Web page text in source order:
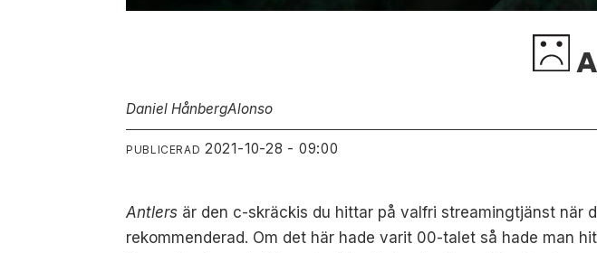
Daniel HånbergAlonso
PUBLICERAD 2021-10-28 - 09:00
Antlers är den c-skräckis du hittar på valfri streamingtjänst när
rekommenderad. Om det här hade varit 00-talet så hade man